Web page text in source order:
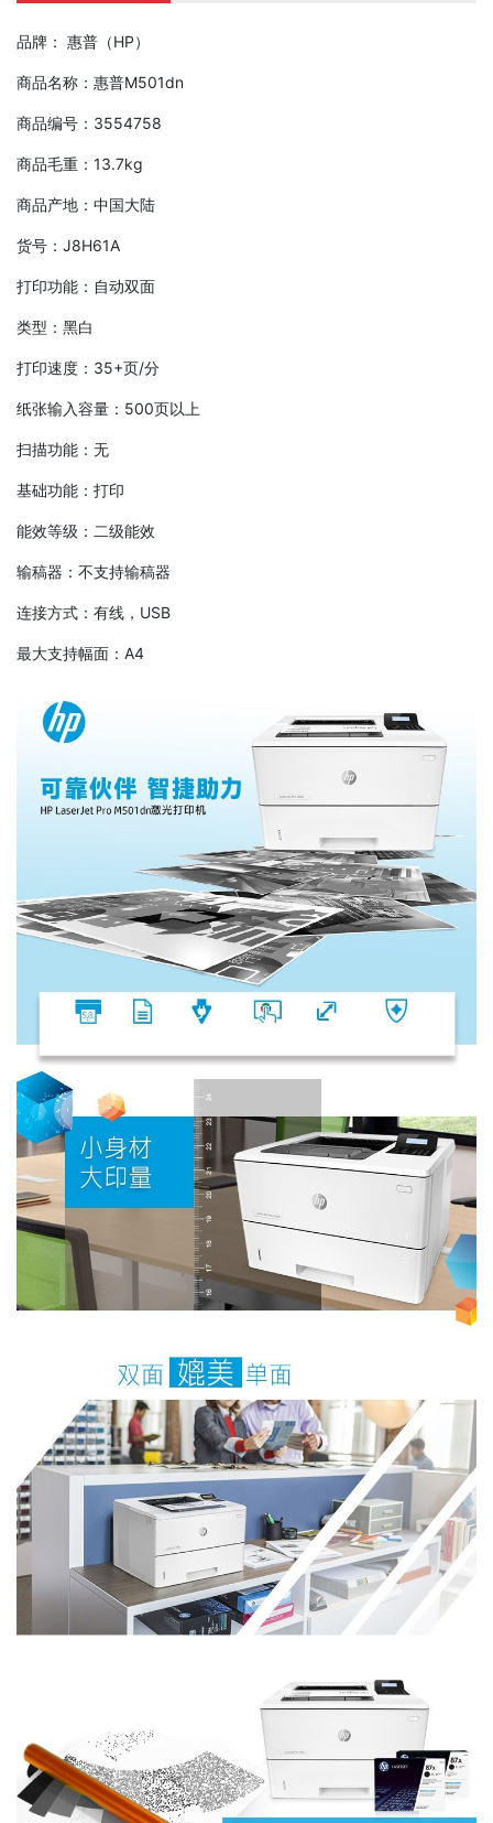
品牌： 惠普（HP）
商品名称：惠普M501dn
商品编号：3554758
商品毛重：13.7kg
商品产地：中国大陆
货号：J8H61A
打印功能：自动双面
类型：黑白
打印速度：35+页/分
纸张输入容量：500页以上
扫描功能：无
基础功能：打印
能效等级：二级能效
输稿器：不支持输稿器
连接方式：有线，USB
最大支持幅面：A4